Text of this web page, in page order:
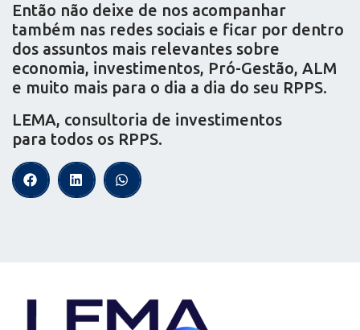
Então não deixe de nos acompanhar
também nas redes sociais e ficar por dentro
dos assuntos mais relevantes sobre
economia, investimentos, Pró-Gestão, ALM
e muito mais para o dia a dia do seu RPPS.
LEMA, consultoria de investimentos
para todos os RPPS.